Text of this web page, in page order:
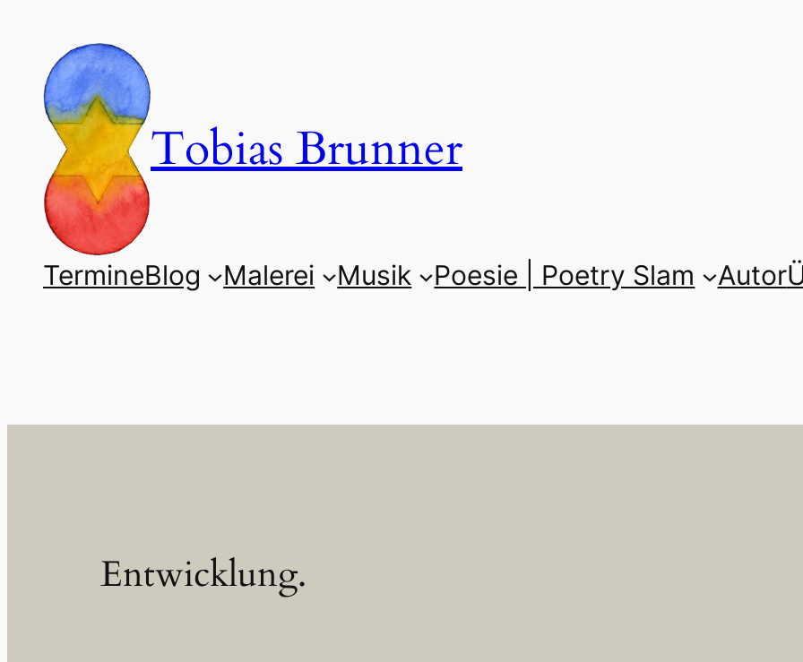
springen
Tobias Brunner
TermineBlog Malerei Musik Poesie | Poetry Slam Autor
Entwicklung.